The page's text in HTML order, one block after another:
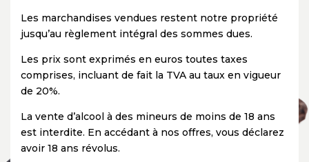
Les marchandises vendues restent notre propriété
jusqu’au règlement intégral des sommes dues.
Les prix sont exprimés en euros toutes taxes
comprises, incluant de fait la TVA au taux en vigueur
de 20%.
La vente d’alcool à des mineurs de moins de 18 ans
est interdite. En accédant à nos offres, vous déclarez
avoir 18 ans révolus.